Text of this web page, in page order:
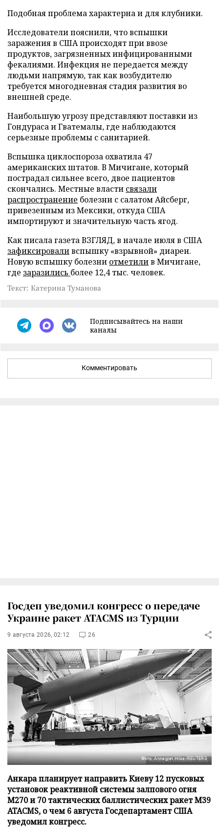
Подобная проблема характерна и для клубники.
Исследователи пояснили, что вспышки
заражения в США происходят при ввозе
продуктов, загрязненных инфицированными
фекалиями. Инфекция не передается между
людьми напрямую, так как возбудителю
требуется многодневная стадия развития во
внешней среде.
Наибольшую угрозу представляют поставки из
Гондураса и Гватемалы, где наблюдаются
серьезные проблемы с санитарией.
Вспышка циклоспороза охватила 47
американских штатов. В Мичигане, который
пострадал сильнее всего, двое пациентов
скончались. Местные власти связали
распространение болезни с салатом Айсберг,
привезенным из Мексики, откуда США
импортируют и значительную часть ягод.
Как писала газета ВЗГЛЯД, в начале июля в США
зафиксироваливспышку «взрывной» диареи.
Новую вспышку болезни отметилив Мичигане,
где заразились более 12,4 тыс. человек.
Текст: Катерина Туманова
Подписывайтесь на наши
каналы
Комментировать
Госдеп уведомил конгресс о передаче
Украине ракет ATACMS из Турции
9 августа 2026, 02:12 26
Фото: Annegret Hilse/REUTERS
Анкара планирует направить Киеву 12 пусковых
установок реактивной системы залпового огня
М270 и 70 тактических баллистических ракет М39
ATACMS, о чем 6 августа Госдепартамент США
уведомил конгресс.